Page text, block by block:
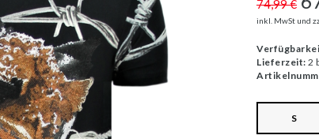
74,99 €
inkl. MwSt und
Lieferzeit: 2
S